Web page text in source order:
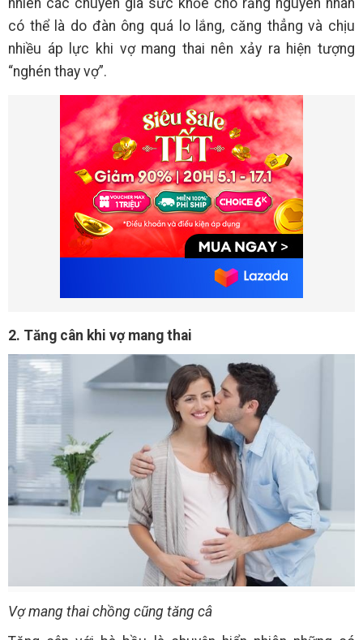
nhiên các chuyên gia sức khỏe cho rằng nguyên nhân
có thể là do đàn ông quá lo lắng, căng thẳng và chịu
nhiều áp lực khi vợ mang thai nên xảy ra hiện tượng
“nghén thay vợ”.
2. Tăng cân khi vợ mang thai
Vợ mang thai chồng cũng tăng câ